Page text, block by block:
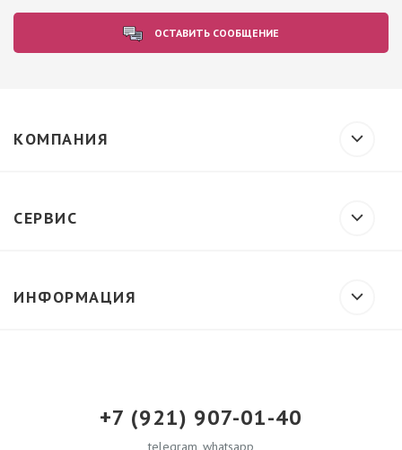
ОСТАВИТЬ СООБЩЕНИЕ
КОМПАНИЯ
СЕРВИС
ИНФОРМАЦИЯ
+7 (921) 907-01-40
telegram, whatsapp